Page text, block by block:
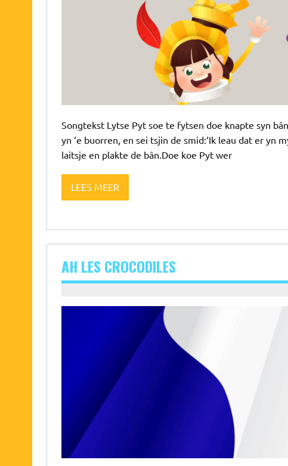
Songtekst Lytse Pyt soe te fytsen doe knapte syn
yn ‘e buorren, en sei tsjin de smid:‘Ik leau dat er yn
laitsje en plakte de bân.Doe koe Pyt wer
LEES MEER
AH LES CROCODILES